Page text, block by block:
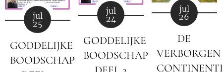
Donald
Trump op
Executive
Order 13818.
een republiek
waarin één en
familie altijd
de president
jul
26
DE
VERBORGEN
jul
25
GODDELIJKE
BOODSCHAP
jul
24
GODDELIJKE
BOODSCHAP